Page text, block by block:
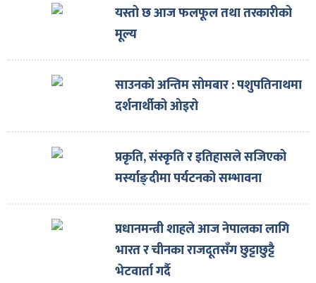
यस्तो छ आज फलफूल तथा तरकारीको
मूल्य
साउनको अन्तिम सोमबार : पशुपतिनाथमा
दर्शनार्थीको ओइरो
प्रकृति, संस्कृति र इतिहासले सजिएको
मर्स्याङ्दीमा पर्यटनको सम्भावना
प्रधानमन्त्री शाहले आज नेपालका लागि
भारत र चीनका राजदूतसँग छुट्टाछुट्टै
भेटवार्ता गर्दै